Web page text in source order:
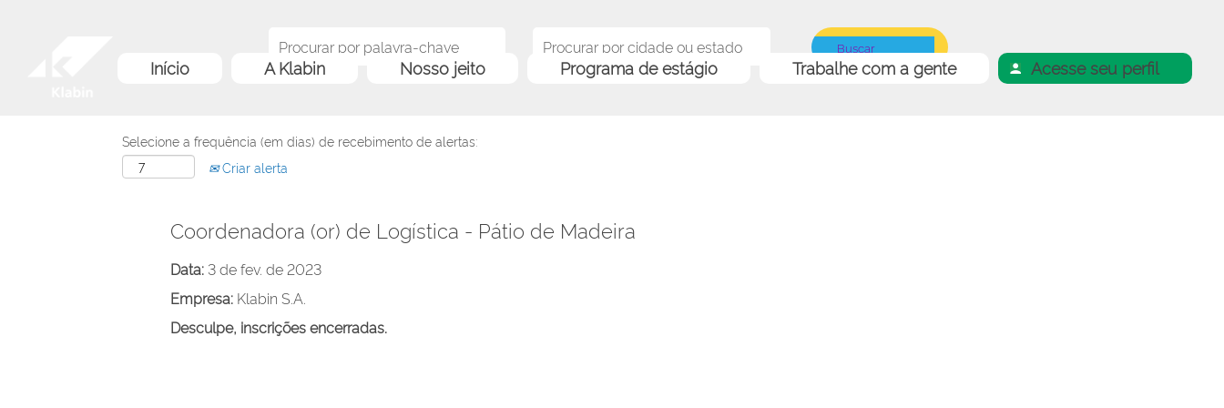
Início A Klabin Nosso jeito Programa de estágio Trabalhe com a gente Acesse seu perfil
Selecione a frequência (em dias) de recebimento de alertas:
Criar alerta
Coordenadora (or) de Logística - Pátio de Madeira
Data: 3 de fev. de 2023
Empresa: Klabin S.A.
Desculpe, inscrições encerradas.